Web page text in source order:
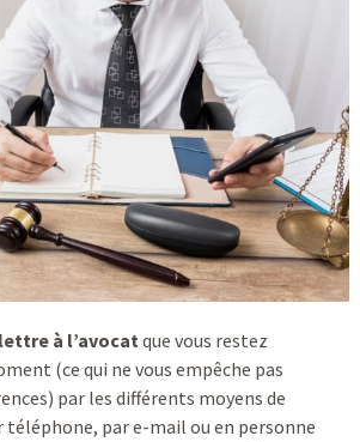
lettre à l’avocatque vous restez
(ce qui ne vous empêche pas
par les différents moyens de
par e-mail ou en personne